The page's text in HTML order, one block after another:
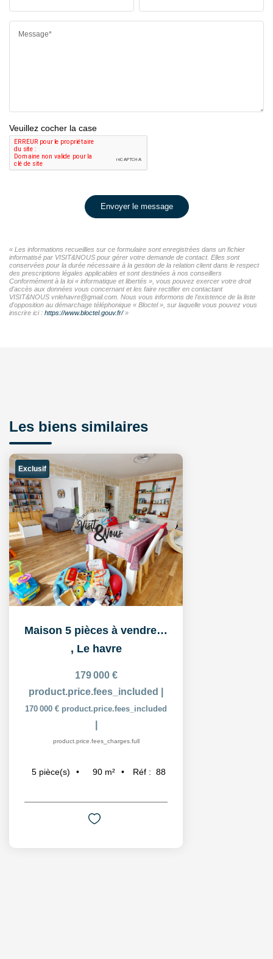
Message*
Veuillez cocher la case
Envoyer le message
« Les informations recueillies sur ce formulaire sont enregistrées dans un fichier
informatisé par VISIT&NOUS pour gérer votre demande de contact. Elles sont
conservées pour la durée nécessaire à la gestion de la relation client dans le respect
des prescriptions légales applicables et sont destinées à nos conseillers
Conformément à la loi « informatique et libertés », vous pouvez exercer votre droit
d'accès aux données vous concernant et les faire rectifier en contactant
VISIT&NOUS vnlehavre@gmail.com. Nous vous informons de l'existence de la liste
d'opposition au démarchage téléphonique « Bloctel », sur laquelle vous pouvez vous
inscrire ici : https://www.bloctel.gouv.fr/»
Les biens similaires
Exclusif
Maison 5 pièces à vendre à Sainte-Cécile
, Le havre
179 000 €
product.price.fees_included
170 000 € product.price.fees_included
product.price.fees_charges.full
5 pièce(s) 90 m² Réf : 88